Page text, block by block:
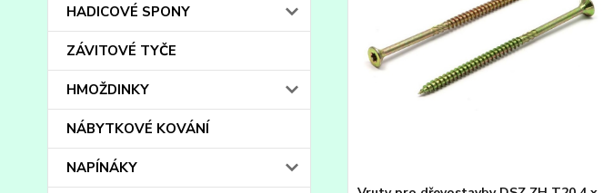
HADICOVÉ SPONY
ZÁVITOVÉ TYČE
HMOŽDINKY
NÁBYTKOVÉ KOVÁNÍ
NAPÍNÁKY